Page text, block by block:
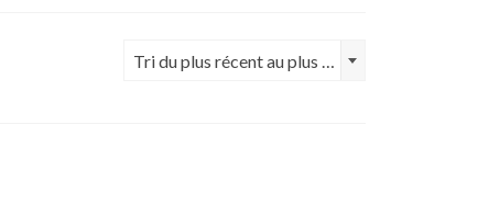
Tri du plus récent au plus ancien